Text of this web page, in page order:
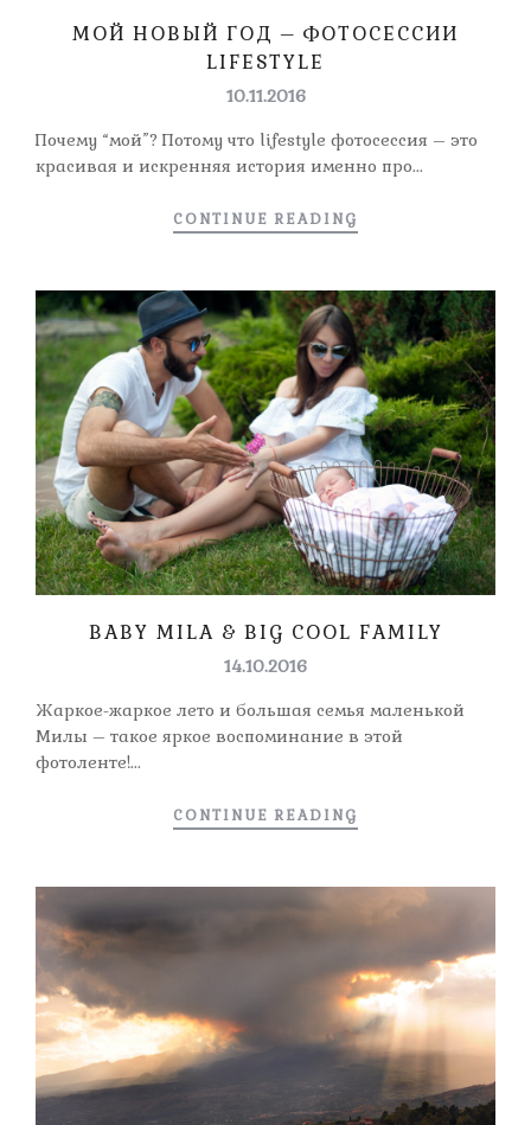
МОЙ НОВЫЙ ГОД – ФОТОСЕССИИ
LIFESTYLE
10.11.2016
Почему “мой”? Потому что lifestyle фотосессия – это
красивая и искренняя история именно про...
CONTINUE READING
BABY MILA & BIG COOL FAMILY
14.10.2016
Жаркое-жаркое лето и большая семья маленькой
Милы – такое яркое воспоминание в этой
фотоленте!...
CONTINUE READING